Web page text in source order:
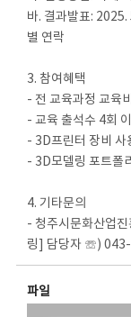
바. 결과발표: 2025.
별 연락
3. 참여혜택
- 전 교육과정 교육
- 교육 출석수 4회
- 3D프린터 장비 사
- 3D모델링 포트폴
4. 기타문의
- 청주시문화산업
링] 담당자 ☏)
파일